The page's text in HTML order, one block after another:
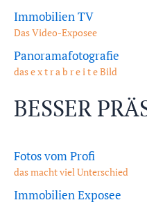
Immobilien TV
Das Video-Exposee
Panoramafotografie
das e x t r a b r e i t e Bild
BESSER
Fotos vom Profi
das macht viel Unterschied
Immobilien Exposee